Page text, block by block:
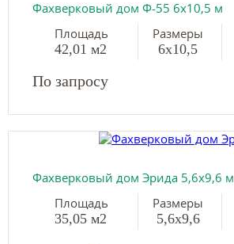
Фахверковый дом Ф-55 6х10,5 м
Площадь
42,01 м2
Размеры
6х10,5
По запросу
Фахверковый дом Эрида 5,6х9,6 м
Площадь
35,05 м2
Размеры
5,6х9,6